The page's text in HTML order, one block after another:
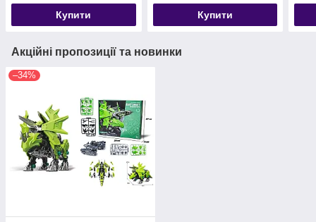
Купити Купити
Акційні пропозиції та новинки
–34%